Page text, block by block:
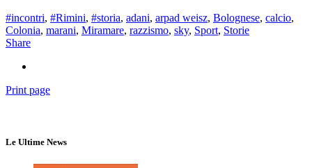
#incontri, #Rimini, #storia, adani, arpad weisz, Bolognese, calcio,
Colonia, marani, Miramare, razzismo, sky, Sport, Storie
Share
Print page
Le Ultime News